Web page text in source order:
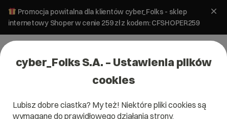
Promocja powitalna dla klientów cyber_Folks - sklep
internetowy Shoper w cenie 259 zł z kodem: CFSHOPER259
WordPress
cyber_Folks S.A. – Ustawienia plików
cookies
Lubisz dobre ciastka? My też! Niektóre pliki cookies są
wymagane do prawidłowego działania strony.